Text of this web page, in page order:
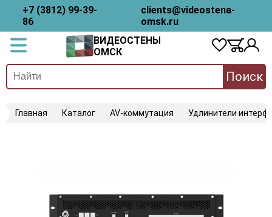
+7 (3812) 99-39-
86
clients@videostena-
omsk.ru
ВИДЕОСТЕНЫ
ОМСК
Поиск
Главная Каталог AV-коммутация Удлинители